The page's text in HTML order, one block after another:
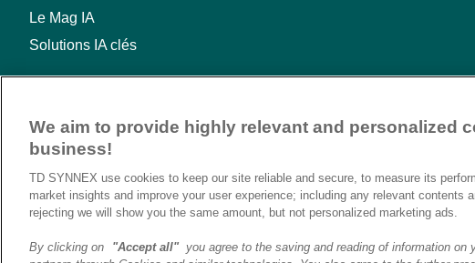
Le Mag IA
Solutions IA clés
We aim to provide highly relevant and personalized
business!
TD SYNNEX use cookies to keep our site reliable and secure, to measure its
market insights and improve your user experience; including any relevant contents
rejecting we will show you the same amount, but not personalized marketing ads.
By clicking on "Accept all"you agree to the saving and reading of information on